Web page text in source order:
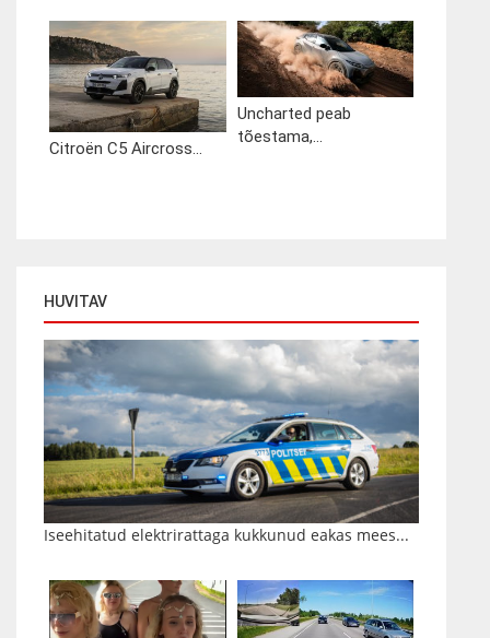
Citroën C5 Aircross...
Uncharted peab
tõestama,...
HUVITAV
Iseehitatud elektrirattaga kukkunud eakas mees...